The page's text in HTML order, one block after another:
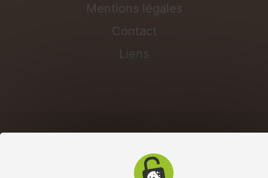
Mentions légales
Contact
Liens